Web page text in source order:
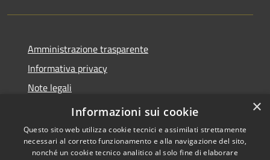
Amministrazione trasparente
Informativa privacy
Note legali
Dichiarazione di accessibilità
×
Informazioni sui cookie
Questo sito web utilizza cookie tecnici e assimilati strettamente
necessari al corretto funzionamento e alla navigazione del sito,
nonché un cookie tecnico analitico al solo fine di elaborare